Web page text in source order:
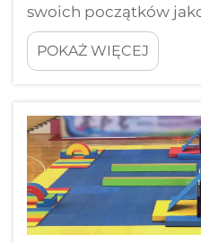
swoich początków
kondycjonowania
dynamiczną
bezproblemowo
w jaki sposób trening
wyposażeniem
POKAŻ WIĘCEJ